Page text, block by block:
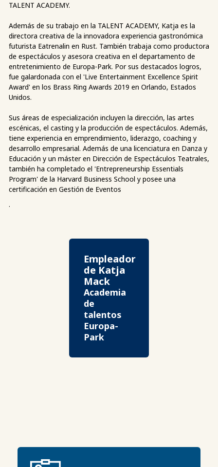
TALENT ACADEMY.
Además de su trabajo en la TALENT ACADEMY, Katja es la
directora creativa de la innovadora experiencia gastronómica
futurista Eatrenalin en Rust. También trabaja como productora
de espectáculos y asesora creativa en el departamento de
entretenimiento de Europa-Park. Por sus destacados logros,
fue galardonada con el 'Live Entertainment Excellence Spirit
Award' en los Brass Ring Awards 2019 en Orlando, Estados
Unidos.
Sus áreas de especialización incluyen la dirección, las artes
escénicas, el casting y la producción de espectáculos. Además,
tiene experiencia en emprendimiento, liderazgo, coaching y
desarrollo empresarial. Además de una licenciatura en Danza y
Educación y un máster en Dirección de Espectáculos Teatrales,
también ha completado el 'Entrepreneurship Essentials
Program' de la Harvard Business School y posee una
certificación en Gestión de Eventos
.
Empleador
de Katja
Mack
Academia
de
talentos
Europa-
Park